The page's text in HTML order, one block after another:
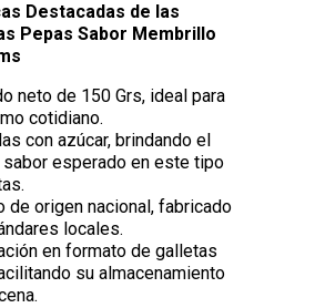
Destacadas de las
Pepas Sabor Membrillo
neto de 150 Grs, ideal para
cotidiano.
con azúcar, brindando el
esperado en este tipo
de origen nacional, fabricado
locales.
en formato de galletas
su almacenamiento